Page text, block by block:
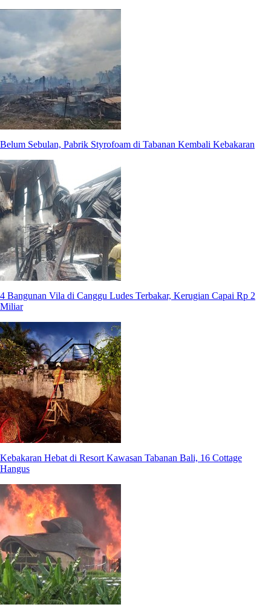
Belum Sebulan, Pabrik Styrofoam di Tabanan Kembali Kebakaran
4 Bangunan Vila di Canggu Ludes Terbakar, Kerugian Capai Rp 2
Miliar
Kebakaran Hebat di Resort Kawasan Tabanan Bali, 16 Cottage
Hangus